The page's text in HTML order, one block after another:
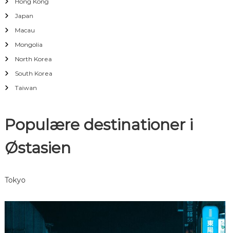
a
v
i
g
t
i
Japan
Macau
Mongolia
North Korea
South Korea
Taiwan
Populære destinationer i
Østasien
Tokyo